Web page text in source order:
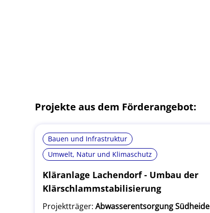
Projekte aus dem Förderangebot:
Bauen und Infrastruktur
Umwelt, Natur und Klimaschutz
Kläranlage Lachendorf - Umbau der
Klärschlammstabilisierung
Projektträger: Abwasserentsorgung Südheide